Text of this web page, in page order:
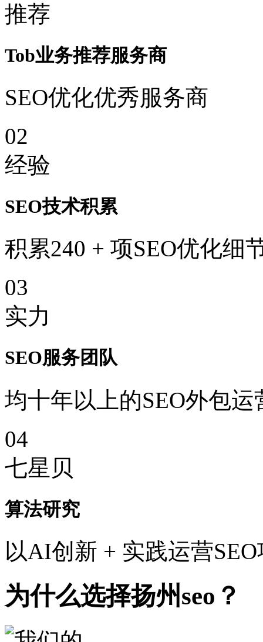
推荐
Tob业务推荐服务商
SEO优化优秀服务商
02
经验
SEO技术积累
积累240 + 项SEO优化细
03
实力
SEO服务团队
均十年以上的SEO外包运
04
七星贝
算法研究
以AI创新 + 实践运营
为什么选择扬州seo？